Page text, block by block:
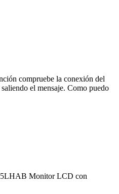
compruebe la conexión del
el mensaje. Como puedo
Monitor LCD con